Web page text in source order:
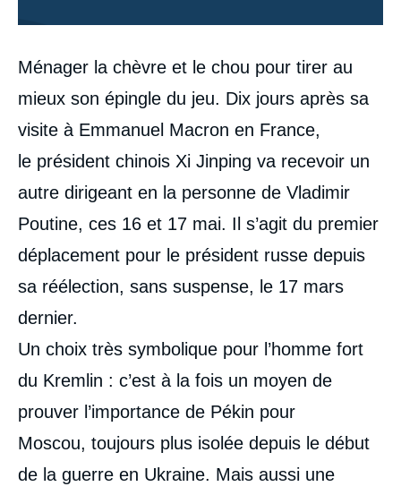
Contenu
intervention
médiatique
Ménager la chèvre et le chou pour tirer au
mieux son épingle du jeu. Dix jours après sa
visite à Emmanuel Macron en France,
le président chinois Xi Jinping va recevoir un
autre dirigeant en la personne de Vladimir
Poutine, ces 16 et 17 mai. Il s’agit du premier
déplacement pour le président russe depuis
sa réélection, sans suspense, le 17 mars
dernier.
Un choix très symbolique pour l’homme fort
du Kremlin : c’est à la fois un moyen de
prouver l’importance de Pékin pour
Moscou, toujours plus isolée depuis le début
de la guerre en Ukraine. Mais aussi une